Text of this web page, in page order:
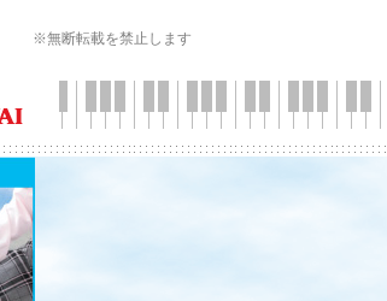
※無断転載を禁止します